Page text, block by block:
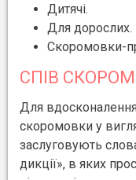
Дитячі.
Для дорослих.
Скоромовки-
СПІВ
Для
скоромовки у
заслуговують
дикції», в яких